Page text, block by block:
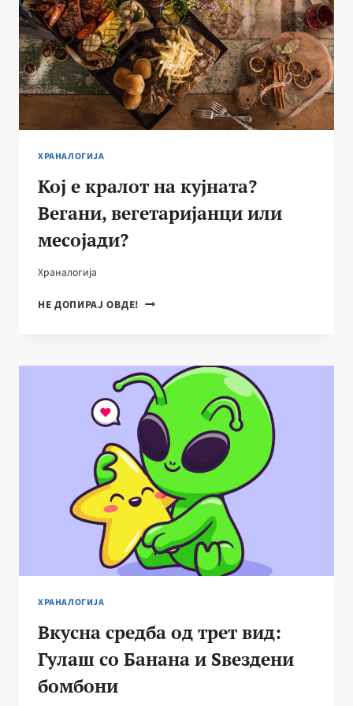
ХРАНАЛОГИЈА
Кој е кралот на кујната?
Вегани, вегетаријанци или
месојади?
Храналогија
НЕ ДОПИРАЈ ОВДЕ! КОЈ
КУЈНАТА?
ВЕГАНИ,
ВЕГЕТАРИЈАНЦИ
ИЛИ
МЕСОЈАДИ?
ХРАНАЛОГИЈА
Вкусна средба од трет вид:
Гулаш со Банана и Ѕвездени
бомбони